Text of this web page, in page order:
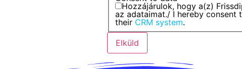
Hozzájárulok, hogy a(z)
az adataimat./ I hereby consent
their CRM system.